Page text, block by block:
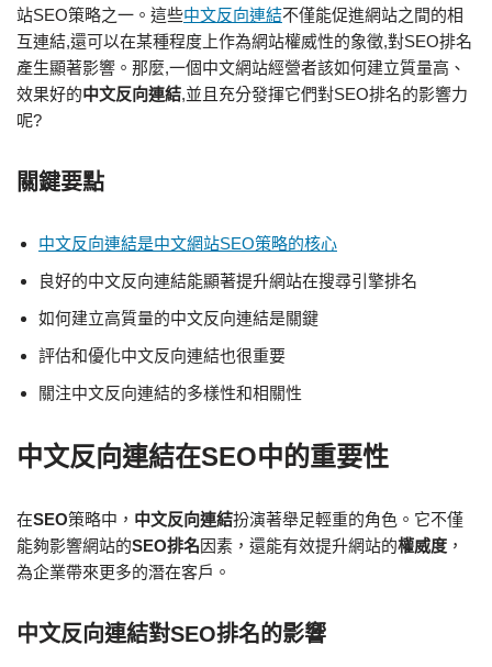
站SEO策略之一。這些中文反向連結不僅能促進網站之間的相
互連結,還可以在某種程度上作為網站權威性的象徵,對SEO排名
產生顯著影響。那麼,一個中文網站經營者該如何建立質量高、
效果好的中文反向連結,並且充分發揮它們對SEO排名的影響力
呢?
關鍵要點
中文反向連結是中文網站SEO策略的核心
良好的中文反向連結能顯著提升網站在搜尋引擎排名
如何建立高質量的中文反向連結是關鍵
評估和優化中文反向連結也很重要
關注中文反向連結的多樣性和相關性
中文反向連結在SEO中的重要性
在SEO策略中， 中文反向連結扮演著舉足輕重的角色。它不僅
能夠影響網站的SEO排名 因素，還能有效提升網站的權威度 ，
為企業帶來更多的潛在客戶。
中文反向連結對SEO排名 的影響